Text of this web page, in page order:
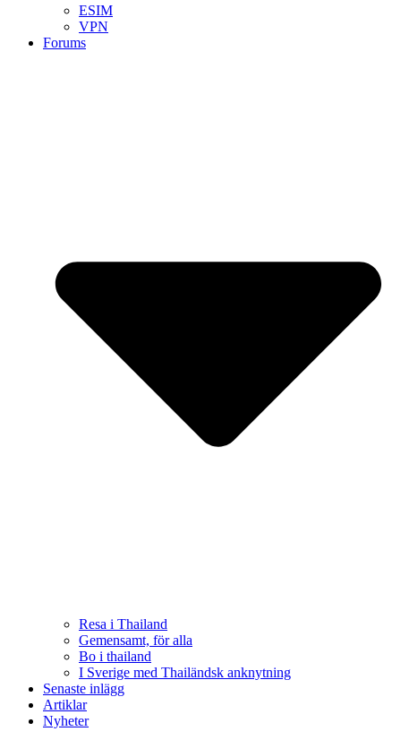
ESIM
VPN
Forums
Resa i Thailand
Gemensamt, för alla
Bo i thailand
I Sverige med Thailändsk anknytning
Senaste inlägg
Artiklar
Nyheter